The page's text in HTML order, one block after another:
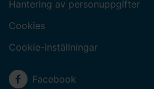
Hantering av personuppgifter
Cookies
Cookie-inställningar
Sociala medier
Facebook